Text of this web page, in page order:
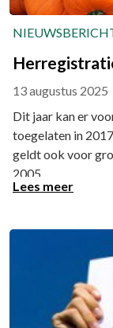
13 augustus 2025
Dit jaar kan er
toegelaten in
geldt ook voor
2005.
Lees meer